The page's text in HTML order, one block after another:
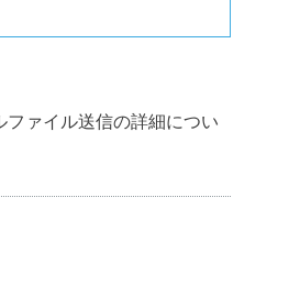
ァイル送信の詳細につい